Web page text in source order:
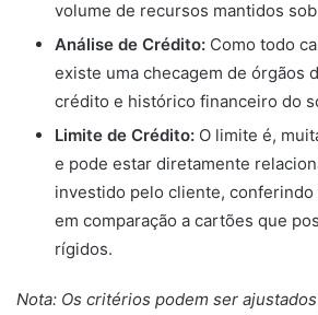
volume de recursos mantidos
Análise de Crédito: Como todo
existe uma checagem de órgãos
crédito e histórico financeiro do
Limite de Crédito: O limite é,
e pode estar diretamente
investido pelo cliente,
em comparação a cartões que
rígidos.
Nota: Os critérios podem ser